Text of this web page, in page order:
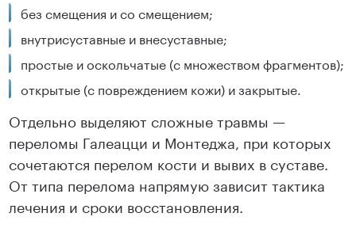
без смещения и со смещением;
внутрисуставные и внесуставные;
простые и оскольчатые (с множеством фрагментов);
открытые (с повреждением кожи) и закрытые.
Отдельно выделяют сложные травмы —
переломы Галеацци и Монтеджа, при которых
сочетаются перелом кости и вывих в суставе.
От типа перелома напрямую зависит тактика
лечения и сроки восстановления.